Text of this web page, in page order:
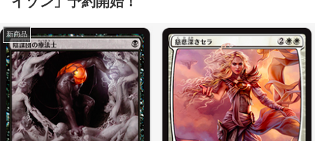
新商品